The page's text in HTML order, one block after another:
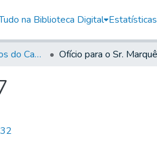
na Biblioteca Digital Estatísticas
Volume 69 - Ofícios do Capitão D. Luiz Antonio de Souza Botelho Mourão aos Vice-Reis e Ministros (1771-1772)